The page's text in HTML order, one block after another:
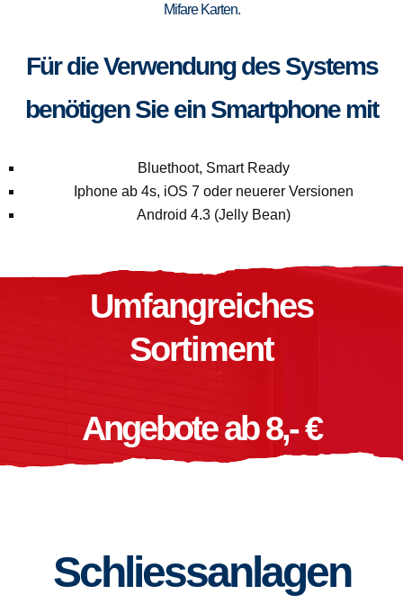
Mifare Karten.
Für die Verwendung des Systems
benötigen Sie ein Smartphone mit
Bluethoot, Smart Ready
Iphone ab 4s, iOS 7 oder neuerer Versionen
Android 4.3 (Jelly Bean)
Umfangreiches
Sortiment
Angebote ab 8,- €
Schliessanlagen